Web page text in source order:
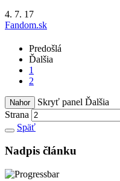
4. 7. 17
Fandom.sk
Predošlá
Ďalšia
1
2
Nahor Skryť panel Ďalšia
Strana
Späť
Nadpis článku